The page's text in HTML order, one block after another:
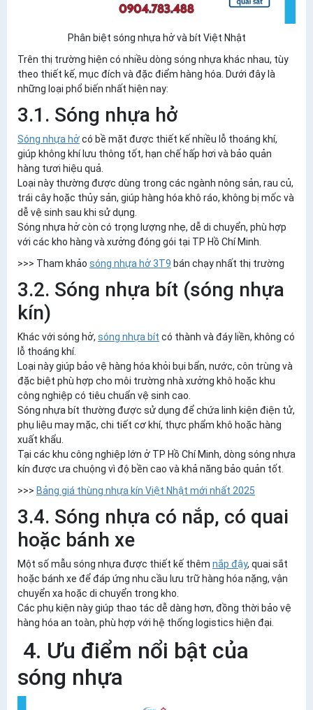
Phân biệt sóng nhựa hở và bít Việt Nhật
Trên thị trường hiện có nhiều dòng sóng nhựa khác nhau, tùy
theo thiết kế, mục đích và đặc điểm hàng hóa. Dưới đây là
những loại phổ biến nhất hiện nay:
3.1. Sóng nhựa hở
Sóng nhựa hởcó bề mặt được thiết kế nhiều lỗ thoáng khí,
giúp không khí lưu thông tốt, hạn chế hấp hơi và bảo quản
hàng tươi hiệu quả.
Loại này thường được dùng trong các ngành nông sản, rau củ,
trái cây hoặc thủy sản, giúp hàng hóa khô ráo, không bị mốc và
dễ vệ sinh sau khi sử dụng.
Sóng nhựa hở còn có trọng lượng nhẹ, dễ di chuyển, phù hợp
với các kho hàng và xưởng đóng gói tại TP Hồ Chí Minh.
>>> Tham khảo sóng nhựa hở 3T9 bán chạy nhất thị trường
3.2. Sóng nhựa bít (sóng nhựa
kín)
Khác với sóng hở, sóng nhựa bít có thành và đáy liền, không có
lỗ thoáng khí.
Loại này giúp bảo vệ hàng hóa khỏi bụi bẩn, nước, côn trùng và
đặc biệt phù hợp cho môi trường nhà xưởng khô hoặc khu
công nghiệp có tiêu chuẩn vệ sinh cao.
Sóng nhựa bít thường được sử dụng để chứa linh kiện điện tử,
phụ liệu may mặc, chi tiết cơ khí, thực phẩm khô hoặc hàng
xuất khẩu.
Tại các khu công nghiệp lớn ở TP Hồ Chí Minh, dòng sóng nhựa
kín được ưa chuộng vì độ bền cao và khả năng bảo quản tốt.
>>> Bảng giá thùng nhựa kín Việt Nhật mới nhất 2025
3.4. Sóng nhựa có nắp, có quai
hoặc bánh xe
Một số mẫu sóng nhựa được thiết kế thêm nắp đậy, quai sắt
hoặc bánh xe để đáp ứng nhu cầu lưu trữ hàng hóa nặng, vận
chuyển xa hoặc di chuyển trong kho.
Các phụ kiện này giúp thao tác dễ dàng hơn, đồng thời bảo vệ
hàng hóa an toàn, phù hợp với hệ thống logistics hiện đại.
4. Ưu điểm nổi bật của
sóng nhựa